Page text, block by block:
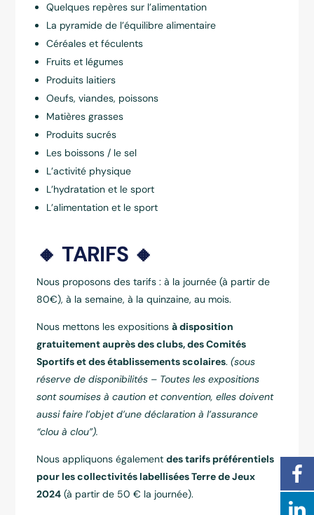
Quelques repères sur l’alimentation
La pyramide de l’équilibre alimentaire
Céréales et féculents
Fruits et légumes
Produits laitiers
Oeufs, viandes, poissons
Matières grasses
Produits sucrés
Les boissons / le sel
L’activité physique
L’hydratation et le sport
L’alimentation et le sport
🔸 TARIFS 🔸
Nous proposons des tarifs : à la journée (à partir de
80€), à la semaine, à la quinzaine, au mois.
Nous mettons les expositionsà disposition
gratuitement auprès des clubs, des Comités
Sportifs et des établissements scolaires. (sous
réserve de disponibilités – Toutes les expositions
sont soumises à caution et convention, elles doivent
aussi faire l’objet d’une déclaration à l’assurance
“clou à clou”).
Nous appliquons égalementdes tarifs préférentiels
pour les collectivités labellisées Terre de Jeux
2024 (à partir de 50 € la journée).